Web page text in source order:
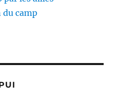
du camp